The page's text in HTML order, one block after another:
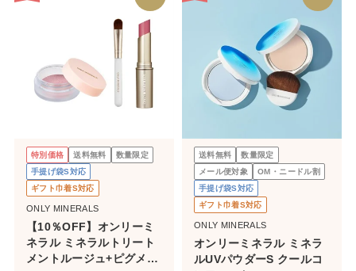
特別価格 送料無料
数量限定
手提げ袋S対応
ギフト巾着S対応
ONLY MINERALS
【10％OFF】オンリーミ
ネラル ミネラルトリート
メントルージュ+ピグメン
送料無料
数量限定
メール便対象
OM・ニードル割
手提げ袋S対応
ギフト巾着S対応
ONLY MINERALS
オンリーミネラル ミネラ
ルUVパウダーS クールコ